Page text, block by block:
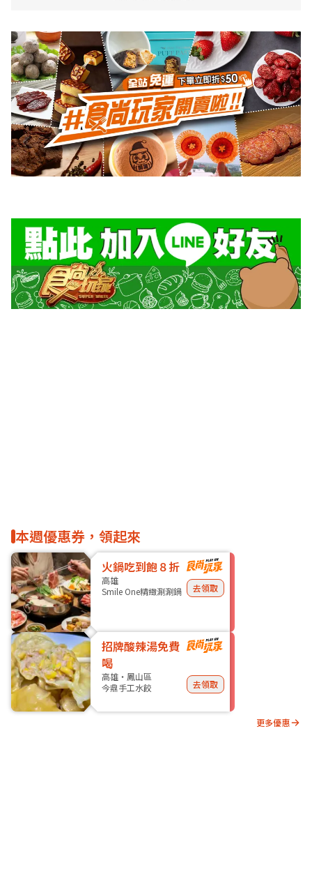
本週優惠券，領起來
火鍋吃到飽８折
高雄
Smile One精緻涮涮鍋
去領取
招牌酸辣湯免費
喝
高雄・鳳山區
今鼎手工水餃
去領取
更多優惠